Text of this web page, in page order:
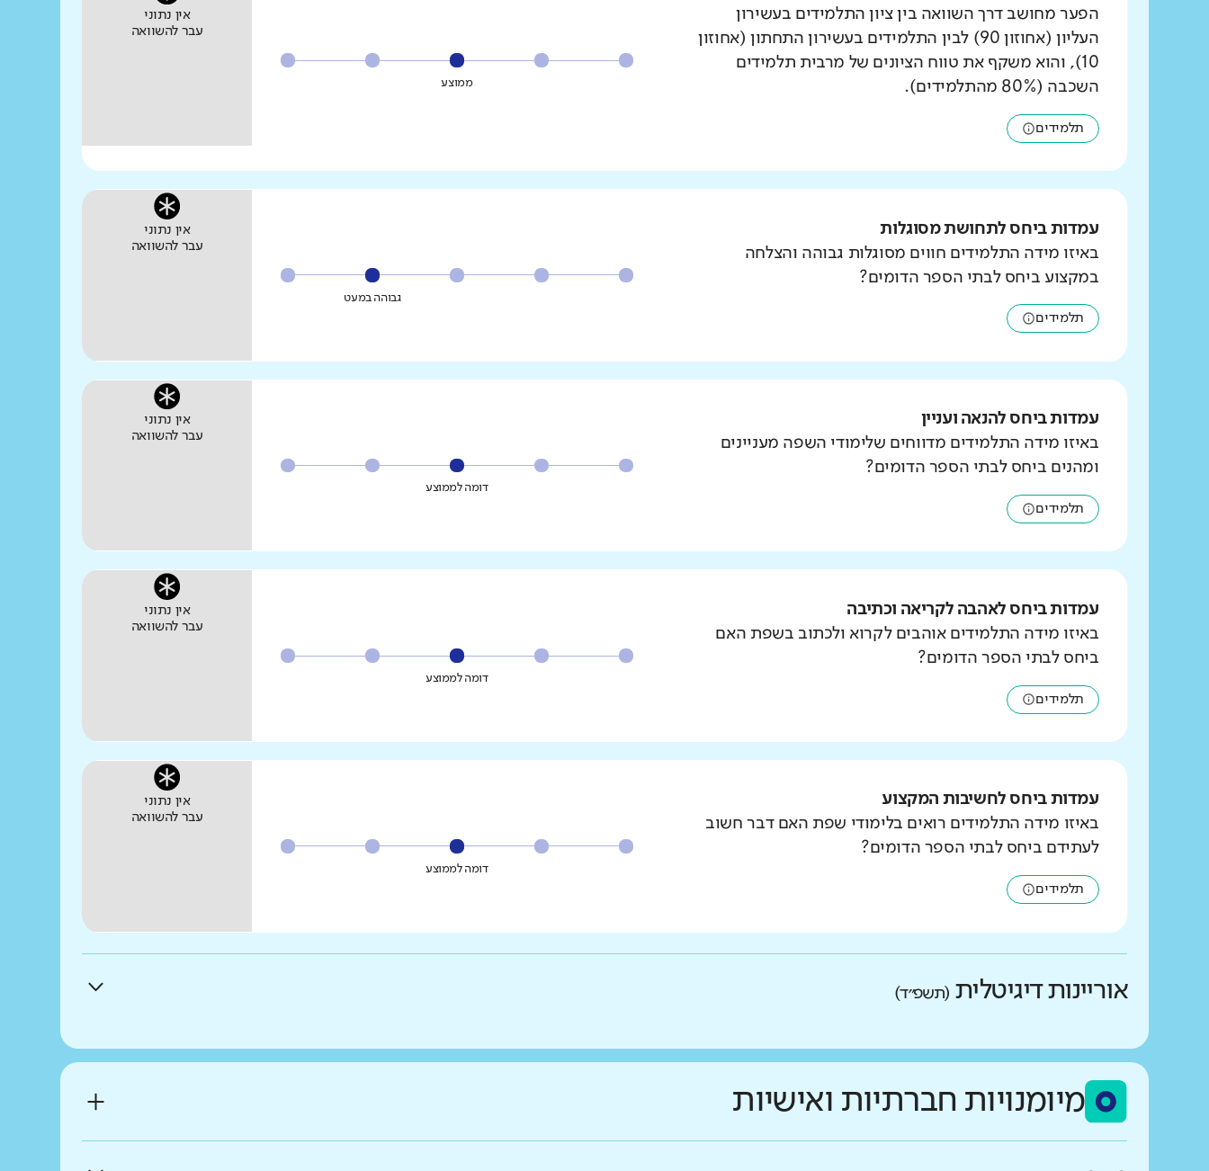
הפער מחושב דרך השוואה בין ציון התלמידים בעשירון
העליון (אחוזון 90) לבין התלמידים בעשירון התחתון (אחוזון
10), והוא משקף את טווח הציונים של מרבית תלמידים
השכבה (80% מהתלמידים).
תלמידים
ממוצע
אין נתוני
עבר להשוואה
עמדות ביחס לתחושת מסוגלות
באיזו מידה התלמידים חווים מסוגלות גבוהה והצלחה
במקצוע ביחס לבתי הספר הדומים?
תלמידים
גבוהה במעט
אין נתוני
עבר להשוואה
עמדות ביחס להנאה ועניין
באיזו מידה התלמידים מדווחים שלימודי השפה מעניינים
ומהנים ביחס לבתי הספר הדומים?
תלמידים
דומה לממוצע
אין נתוני
עבר להשוואה
עמדות ביחס לאהבה לקריאה וכתיבה
באיזו מידה התלמידים אוהבים לקרוא ולכתוב בשפת האם
ביחס לבתי הספר הדומים?
תלמידים
דומה לממוצע
אין נתוני
עבר להשוואה
עמדות ביחס לחשיבות המקצוע
באיזו מידה התלמידים רואים בלימודי שפת האם דבר חשוב
לעתידם ביחס לבתי הספר הדומים?
תלמידים
דומה לממוצע
אין נתוני
עבר להשוואה
אוריינות דיגיטלית (תשפ״ד)
באיזו מידה התלמידים מדווחים על יכולת התמצאות גבוהה במרחב הדיגיטלי?
גבוהים בהרבה מהדומים
גבוהים במעט מהדומים
מיומנויות חברתיות ואישיות